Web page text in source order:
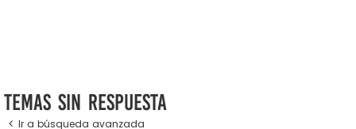
Temas sin respuesta
Ir a búsqueda avanzada